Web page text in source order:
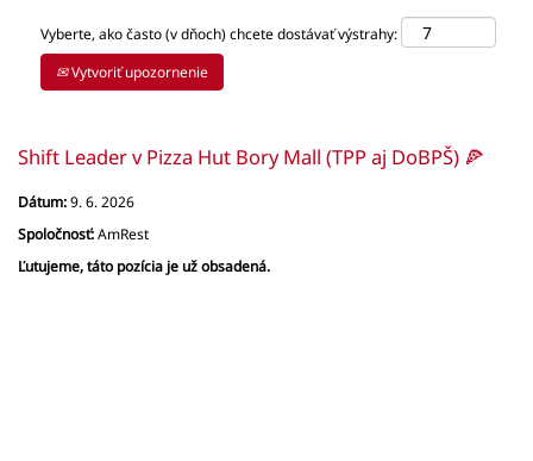
Vyberte, ako často (v dňoch) chcete dostávať výstrahy:
Vytvoriť upozornenie
Shift Leader v Pizza Hut Bory Mall (TPP aj DoBPŠ) 🍕
Dátum:9. 6. 2026
Spoločnosť:AmRest
Ľutujeme, táto pozícia je už obsadená.